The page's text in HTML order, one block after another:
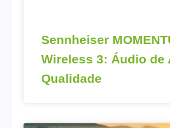
Sennheiser
Wireless 3: Áudio de
Qualidade